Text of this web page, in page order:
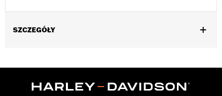
SZCZEGÓŁY
Installation Instructions